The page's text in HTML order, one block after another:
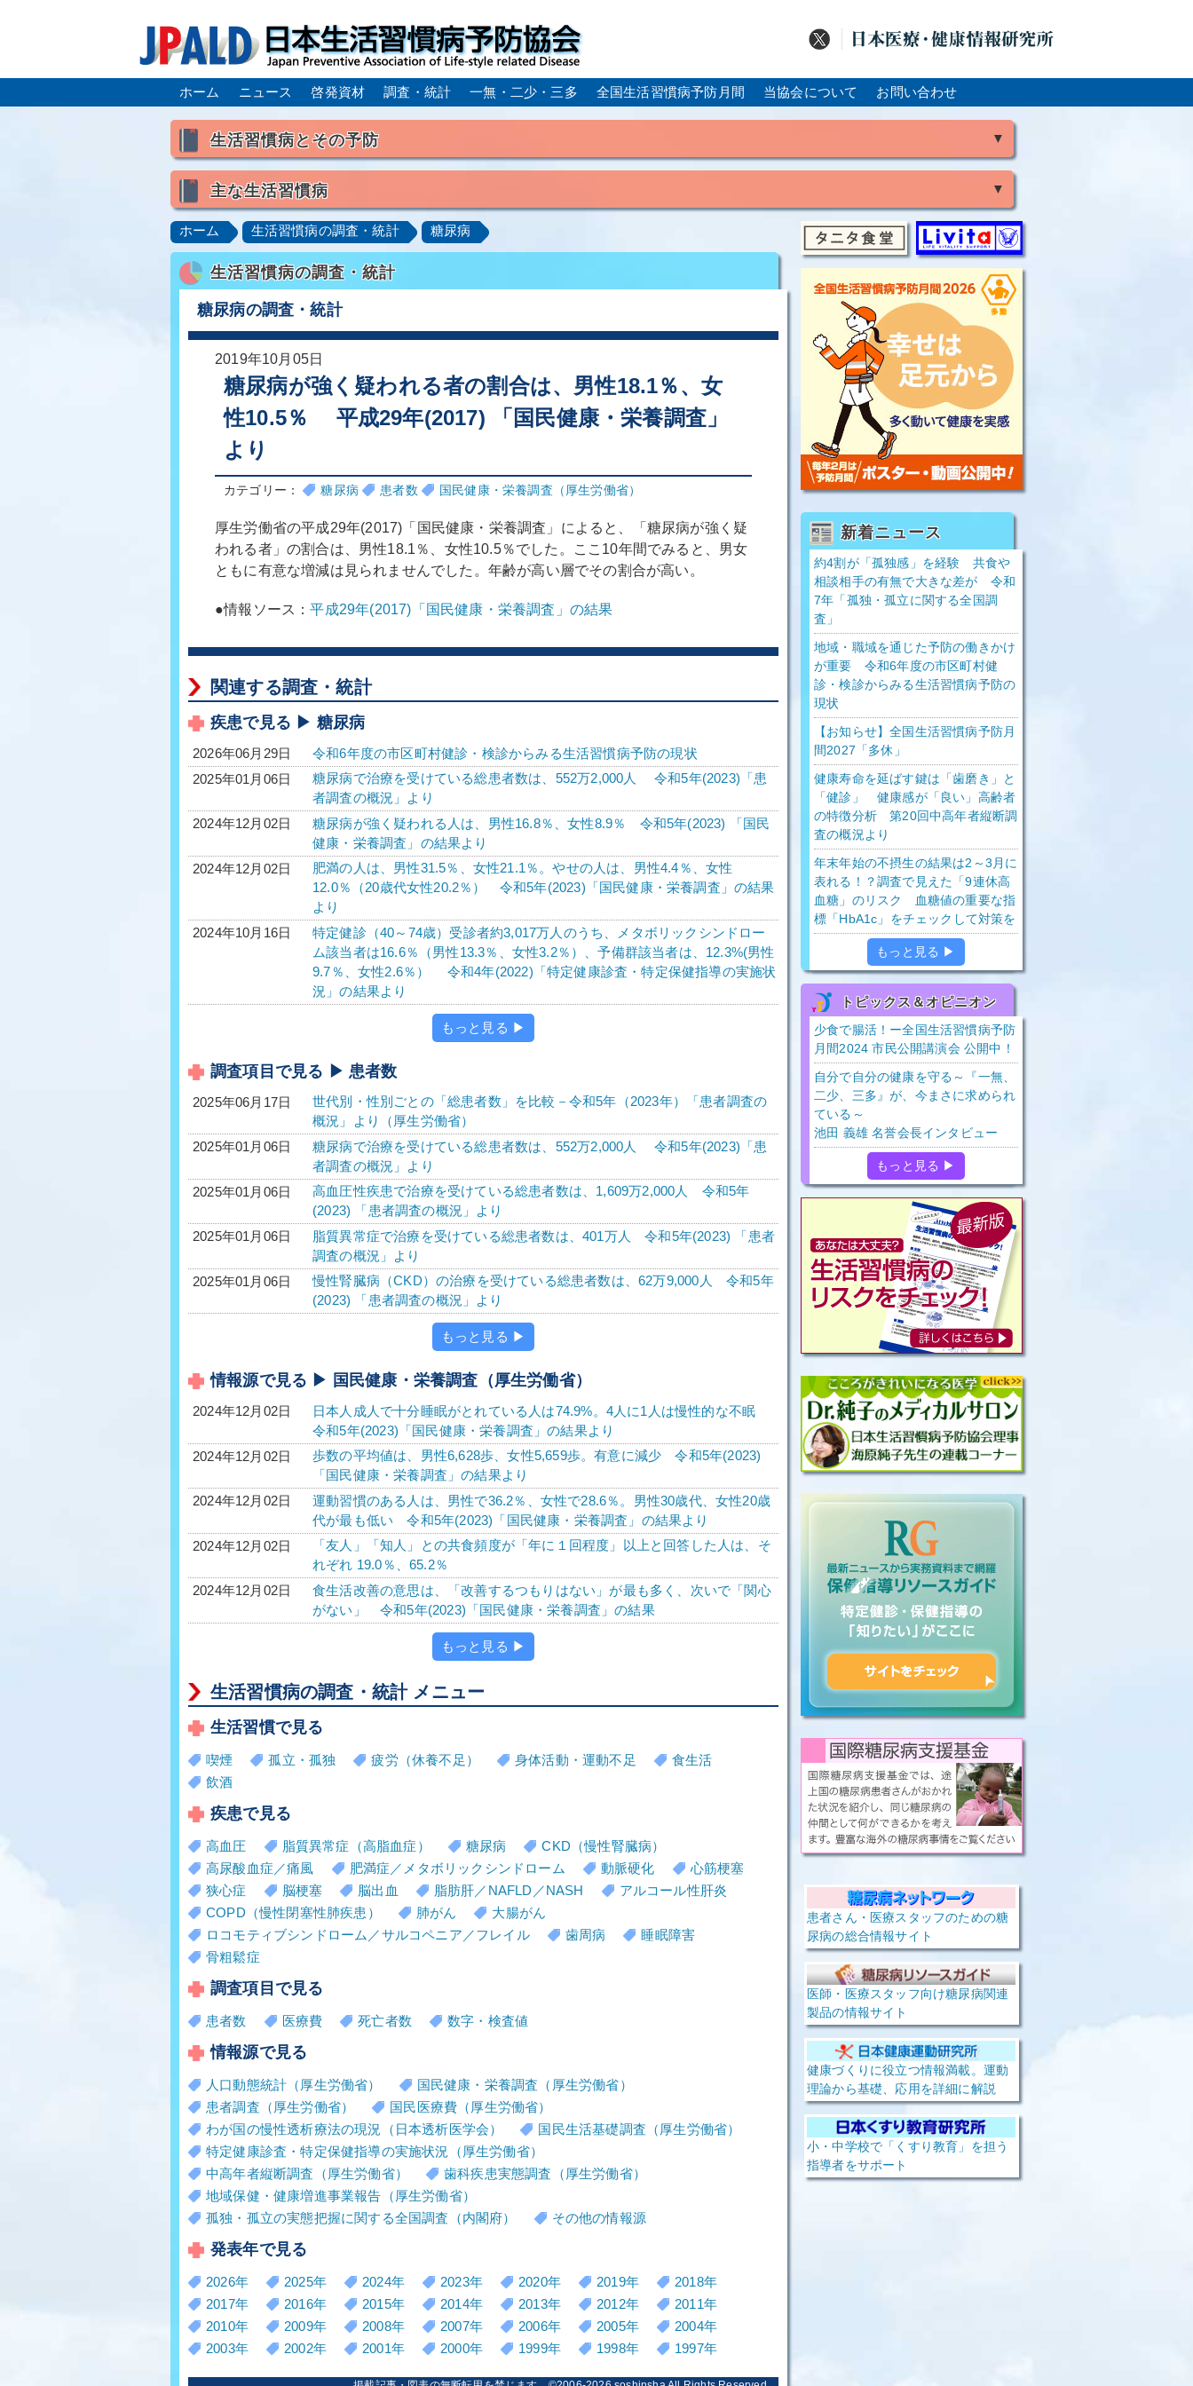
ホーム ニュース 啓発資材 調査・統計 一無・二少・三多 全国生活習慣病予防月間 当協会について お問い合わせ
▼
生活習慣病とその予防
喫煙
食生活
▼
主な生活習慣病
高血圧 脂質異常症（高脂血症） 糖尿病
高尿酸血症／痛風
肥満症／メタボリックシンドローム
動脈硬化 心筋梗塞 狭心症 脳梗塞
脳出血
脂肪肝／NAFLD／NASH
アルコール肝疾患 大腸がん
骨粗鬆症
ロコモティブシンドローム／サルコペニア／フレイル
歯周病
ホーム 生活習慣病の調査・統計 糖尿病
生活習慣病の調査・統計
糖尿病の調査・統計
2019年10月05日
糖尿病が強く疑われる者の割合は、男性18.1％、女
性10.5％ 平成29年(2017) 「国民健康・栄養調査」
より
カテゴリー： 糖尿病 患者数 国民健康・栄養調査（厚生労働省）
厚生労働省の平成29年(2017)「国民健康・栄養調査」によると、「糖尿病が強く疑
われる者」の割合は、男性18.1％、女性10.5％でした。ここ10年間でみると、男女
ともに有意な増減は見られませんでした。年齢が高い層でその割合が高い。
●情報ソース：平成29年(2017)「国民健康・栄養調査」の結果
関連する調査・統計
疾患で見る ▶ 糖尿病
2026年06月29日
令和6年度の市区町村健診・検診からみる生活習慣病予防の現状
2025年01月06日
糖尿病で治療を受けている総患者数は、552万2,000人 令和5年(2023)「患
者調査の概況」より
2024年12月02日
糖尿病が強く疑われる人は、男性16.8％、女性8.9％ 令和5年(2023) 「国民
健康・栄養調査」の結果より
2024年12月02日
肥満の人は、男性31.5％、女性21.1％。やせの人は、男性4.4％、女性
12.0％（20歳代女性20.2％） 令和5年(2023)「国民健康・栄養調査」の結果
より
2024年10月16日
特定健診（40～74歳）受診者約3,017万人のうち、メタボリックシンドロー
ム該当者は16.6％（男性13.3％、女性3.2％）、予備群該当者は、12.3%(男性
9.7％、女性2.6％） 令和4年(2022)「特定健康診査・特定保健指導の実施状
況」の結果より
もっと見る ▶
調査項目で見る ▶ 患者数
2025年06月17日
世代別・性別ごとの「総患者数」を比較－令和5年（2023年）「患者調査の
概況」より（厚生労働省）
2025年01月06日
糖尿病で治療を受けている総患者数は、552万2,000人 令和5年(2023)「患
者調査の概況」より
2025年01月06日
高血圧性疾患で治療を受けている総患者数は、1,609万2,000人 令和5年
(2023) 「患者調査の概況」より
2025年01月06日
脂質異常症で治療を受けている総患者数は、401万人 令和5年(2023) 「患者
調査の概況」より
2025年01月06日
慢性腎臓病（CKD）の治療を受けている総患者数は、62万9,000人 令和5年
(2023) 「患者調査の概況」より
もっと見る ▶
情報源で見る ▶ 国民健康・栄養調査（厚生労働省）
2024年12月02日
日本人成人で十分睡眠がとれている人は74.9%。4人に1人は慢性的な不眠
令和5年(2023)「国民健康・栄養調査」の結果より
2024年12月02日
歩数の平均値は、男性6,628歩、女性5,659歩。有意に減少 令和5年(2023)
「国民健康・栄養調査」の結果より
2024年12月02日
運動習慣のある人は、男性で36.2％、女性で28.6％。男性30歳代、女性20歳
代が最も低い 令和5年(2023)「国民健康・栄養調査」の結果より
2024年12月02日
「友人」「知人」との共食頻度が「年に１回程度」以上と回答した人は、そ
れぞれ 19.0％、65.2％
2024年12月02日
食生活改善の意思は、「改善するつもりはない」が最も多く、次いで「関心
がない」 令和5年(2023)「国民健康・栄養調査」の結果
もっと見る ▶
生活習慣病の調査・統計 メニュー
生活習慣で見る
喫煙 孤立・孤独 疲労（休養不足） 身体活動・運動不足
食生活
飲酒
疾患で見る
高血圧 脂質異常症（高脂血症） 糖尿病
CKD（慢性腎臓病）
高尿酸血症／痛風
肥満症／メタボリックシンドローム 動脈硬化
心筋梗塞
狭心症
脳梗塞 脳出血 脂肪肝／NAFLD／NASH
アルコール性肝炎
COPD（慢性閉塞性肺疾患）
肺がん
大腸がん
ロコモティブシンドローム／サルコペニア／フレイル
歯周病
睡眠障害
骨粗鬆症
調査項目で見る
患者数 医療費 死亡者数 数字・検査値
情報源で見る
人口動態統計（厚生労働省）
国民健康・栄養調査（厚生労働省）
患者調査（厚生労働省）
国民医療費（厚生労働省）
わが国の慢性透析療法の現況（日本透析医学会）
国民生活基礎調査（厚生労働省）
特定健康診査・特定保健指導の実施状況（厚生労働省）
中高年者縦断調査（厚生労働省）
歯科疾患実態調査（厚生労働省）
地域保健・健康増進事業報告（厚生労働省）
孤独・孤立の実態把握に関する全国調査（内閣府）
その他の情報源
発表年で見る
2026年 2025年 2024年 2023年 2020年 2019年
2018年
2017年
2016年 2015年 2014年 2013年 2012年
2011年
2010年
2009年 2008年 2007年 2006年 2005年
2004年
2003年
2002年 2001年 2000年 1999年 1998年 1997年
新着ニュース
約4割が「孤独感」を経験 共食や
相談相手の有無で大きな差が 令和
7年「孤独・孤立に関する全国調
査」
地域・職域を通じた予防の働きかけ
が重要 令和6年度の市区町村健
診・検診からみる生活習慣病予防の
現状
【お知らせ】全国生活習慣病予防月
間2027「多休」
健康寿命を延ばす鍵は「歯磨き」と
「健診」 健康感が「良い」高齢者
の特徴分析 第20回中高年者縦断調
査の概況より
年末年始の不摂生の結果は2～3月に
表れる！？調査で見えた「9連休高
血糖」のリスク 血糖値の重要な指
標「HbA1c」をチェックして対策を
もっと見る ▶
トピックス＆オピニオン
少食で腸活！ー全国生活習慣病予防
月間2024 市民公開講演会 公開中！
自分で自分の健康を守る～『一無、
二少、三多』が、今まさに求められ
ている～
池田 義雄 名誉会長インタビュー
もっと見る ▶
患者さん・医療スタッフのための糖
尿病の総合情報サイト
医師・医療スタッフ向け糖尿病関連
製品の情報サイト
健康づくりに役立つ情報満載。運動
理論から基礎、応用を詳細に解説
小・中学校で「くすり教育」を担う
指導者をサポート